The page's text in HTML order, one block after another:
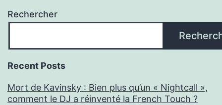
Rechercher
Recent Posts
Mort de Kavinsky : Bien plus qu’un « Nightcall »,
comment le DJ a réinventé la French Touch ?